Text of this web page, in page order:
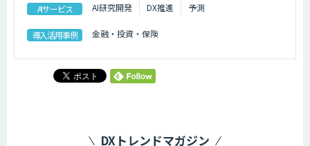
AIサービス AI研究開発 DX推進 予測
導入活用事例 金融・投資・保険
DXトレンドマガジン